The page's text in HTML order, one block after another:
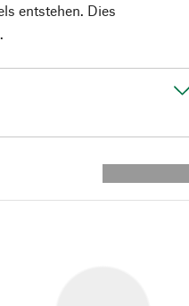
entstehen. Dies